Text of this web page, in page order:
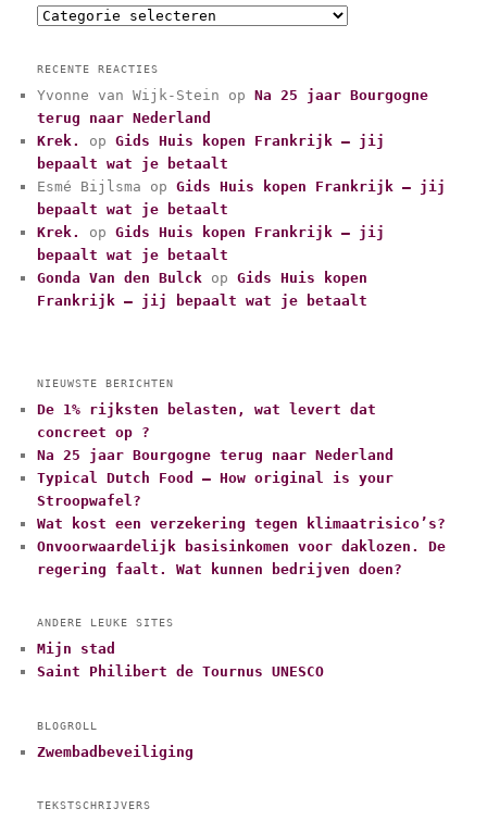
C
e
g
o
r
i
e
ë
RECENTE REACTIES
Yvonne van Wijk-Stein opNa 25 jaar Bourgogne
terug naar Nederland
Krek.
opGids Huis kopen Frankrijk – jij
bepaalt wat je betaalt
Esmé Bijlsma opGids Huis kopen Frankrijk – jij
bepaalt wat je betaalt
Krek.
opGids Huis kopen Frankrijk – jij
bepaalt wat je betaalt
Gonda Van den Bulck opGids Huis kopen
Frankrijk – jij bepaalt wat je betaalt
NIEUWSTE BERICHTEN
De 1% rijksten belasten, wat levert dat
concreet op ?
Na 25 jaar Bourgogne terug naar Nederland
Typical Dutch Food – How original is your
Stroopwafel?
Wat kost een verzekering tegen klimaatrisico’s?
Onvoorwaardelijk basisinkomen voor daklozen. De
regering faalt. Wat kunnen bedrijven doen?
ANDERE LEUKE SITES
Mijn stad
Saint Philibert de Tournus UNESCO
BLOGROLL
Zwembadbeveiliging
TEKSTSCHRIJVERS